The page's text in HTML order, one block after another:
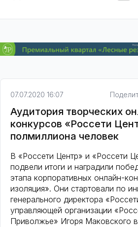
07.07.2020 16:07
Аудитория творческих
конкурсов «Россети
полмиллиона человек
В «Россети Центр» и «Россети
подвели итоги и наградили
этапа корпоративных онлайн-
изоляция». Они стартовали по
генерального директора
управляющей организации
Приволжье» Игоря Маковского